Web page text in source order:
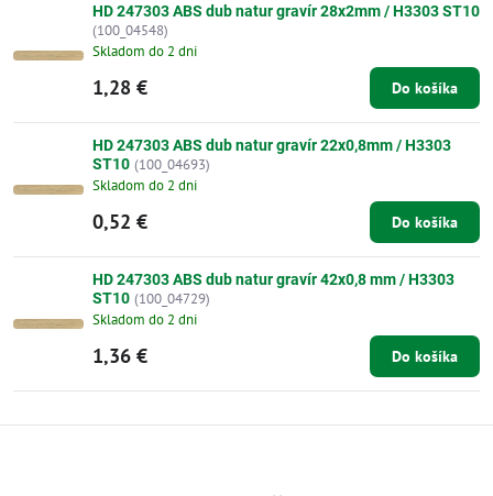
HD 247303 ABS dub natur gravír 28x2mm / H3303 ST10
(100_04548)
Skladom do 2 dni
1,28 € Do košíka
HD 247303 ABS dub natur gravír 22x0,8mm / H3303
ST10 (100_04693)
Skladom do 2 dni
0,52 € Do košíka
HD 247303 ABS dub natur gravír 42x0,8 mm / H3303
ST10 (100_04729)
Skladom do 2 dni
1,36 € Do košíka